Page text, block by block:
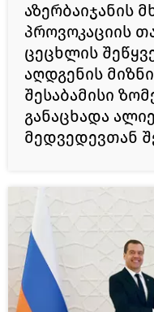
აზერბაიჯანის
პროვოკაციის
ცეცხლის
აღდგენის
შესაბამისი
განაცხადა
მედვედევთან